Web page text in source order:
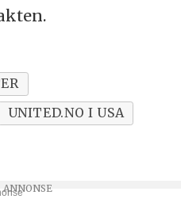
UNITED.NO I USA